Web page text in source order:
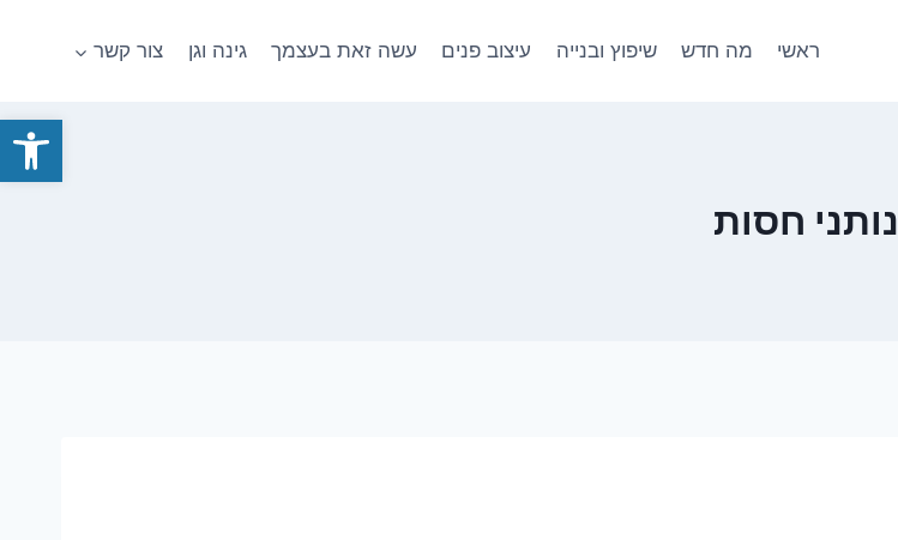
פתח
ראשי מה חדש שיפוץ ובנייה עיצוב פנים עשה זאת בעצמך גינה וגן צור קשר
נותני חסות